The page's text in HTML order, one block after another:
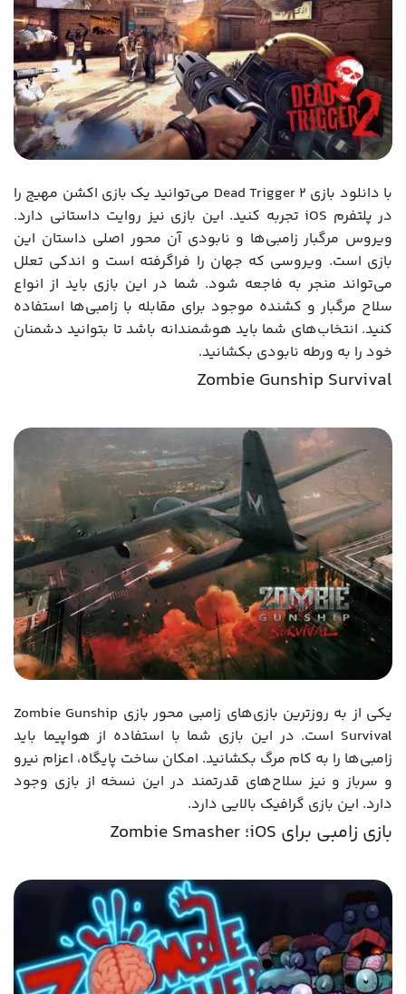
با دانلود بازی Dead Trigger 2 می‌توانید یک بازی اکشن مهیج را
در پلتفرم iOS تجربه کنید. این بازی نیز روایت داستانی دارد.
ویروس مرگبار زامبی‌ها و نابودی آن محور اصلی داستان این
بازی است. ویروسی که جهان را فراگرفته است و اندکی تعلل
می‌تواند منجر به فاجعه شود. شما در این بازی باید از انواع
سلاح مرگبار و کشنده موجود برای مقابله با زامبی‌ها استفاده
کنید. انتخاب‌های شما باید هوشمندانه باشد تا بتوانید دشمنان
خود را به ورطه نابودی بکشانید.
Zombie Gunship Survival
یکی از به روزترین بازی‌های زامبی محور بازی Zombie Gunship
Survival است. در این بازی شما با استفاده از هواپیما باید
زامبی‌ها را به کام مرگ بکشانید. امکان ساخت پایگاه، اعزام نیرو
و سرباز و نیز سلاح‌های قدرتمند در این نسخه از بازی وجود
دارد. این بازی گرافیک بالایی دارد.
بازی زامبی برای iOS؛ Zombie Smasher